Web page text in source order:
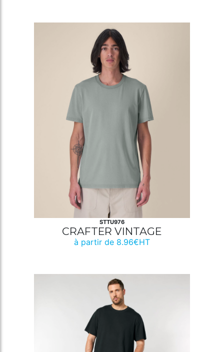
STTU976
CRAFTER VINTAGE
à partir de 8.96€HT